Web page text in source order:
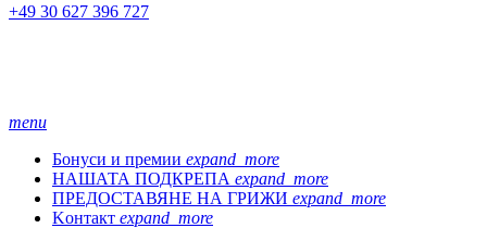
+49 30 627 396 727
menu
Бонуси и премии expand_more
НАШАТА ПОДКРЕПА expand_more
ПРЕДОСТАВЯНЕ НА ГРИЖИ expand_more
Kонтакт expand_more